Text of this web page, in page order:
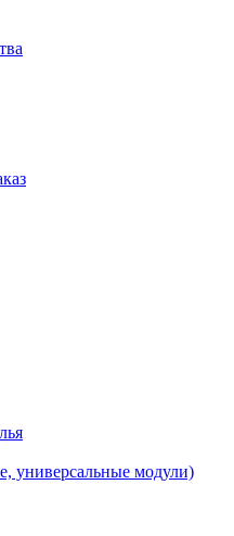
универсальные модули)